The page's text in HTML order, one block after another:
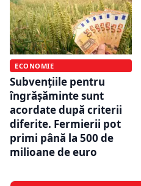
ECONOMIE
Subvențiile pentru
îngrășăminte sunt
acordate după criterii
diferite. Fermierii pot
primi până la 500 de
milioane de euro